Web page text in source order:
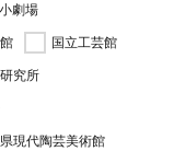
劇場
国立工芸館
究所
現代陶芸美術館